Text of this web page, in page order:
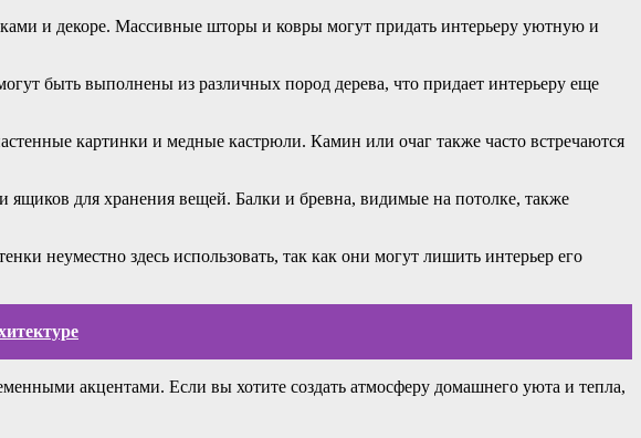
и декоре. Массивные шторы и ковры могут придать интерьеру уютную и
быть выполнены из различных пород дерева, что придает интерьеру еще
картинки и медные кастрюли. Камин или очаг также часто встречаются
для хранения вещей. Балки и бревна, видимые на потолке, также
неуместно здесь использовать, так как они могут лишить интерьер его
акцентами. Если вы хотите создать атмосферу домашнего уюта и тепла,